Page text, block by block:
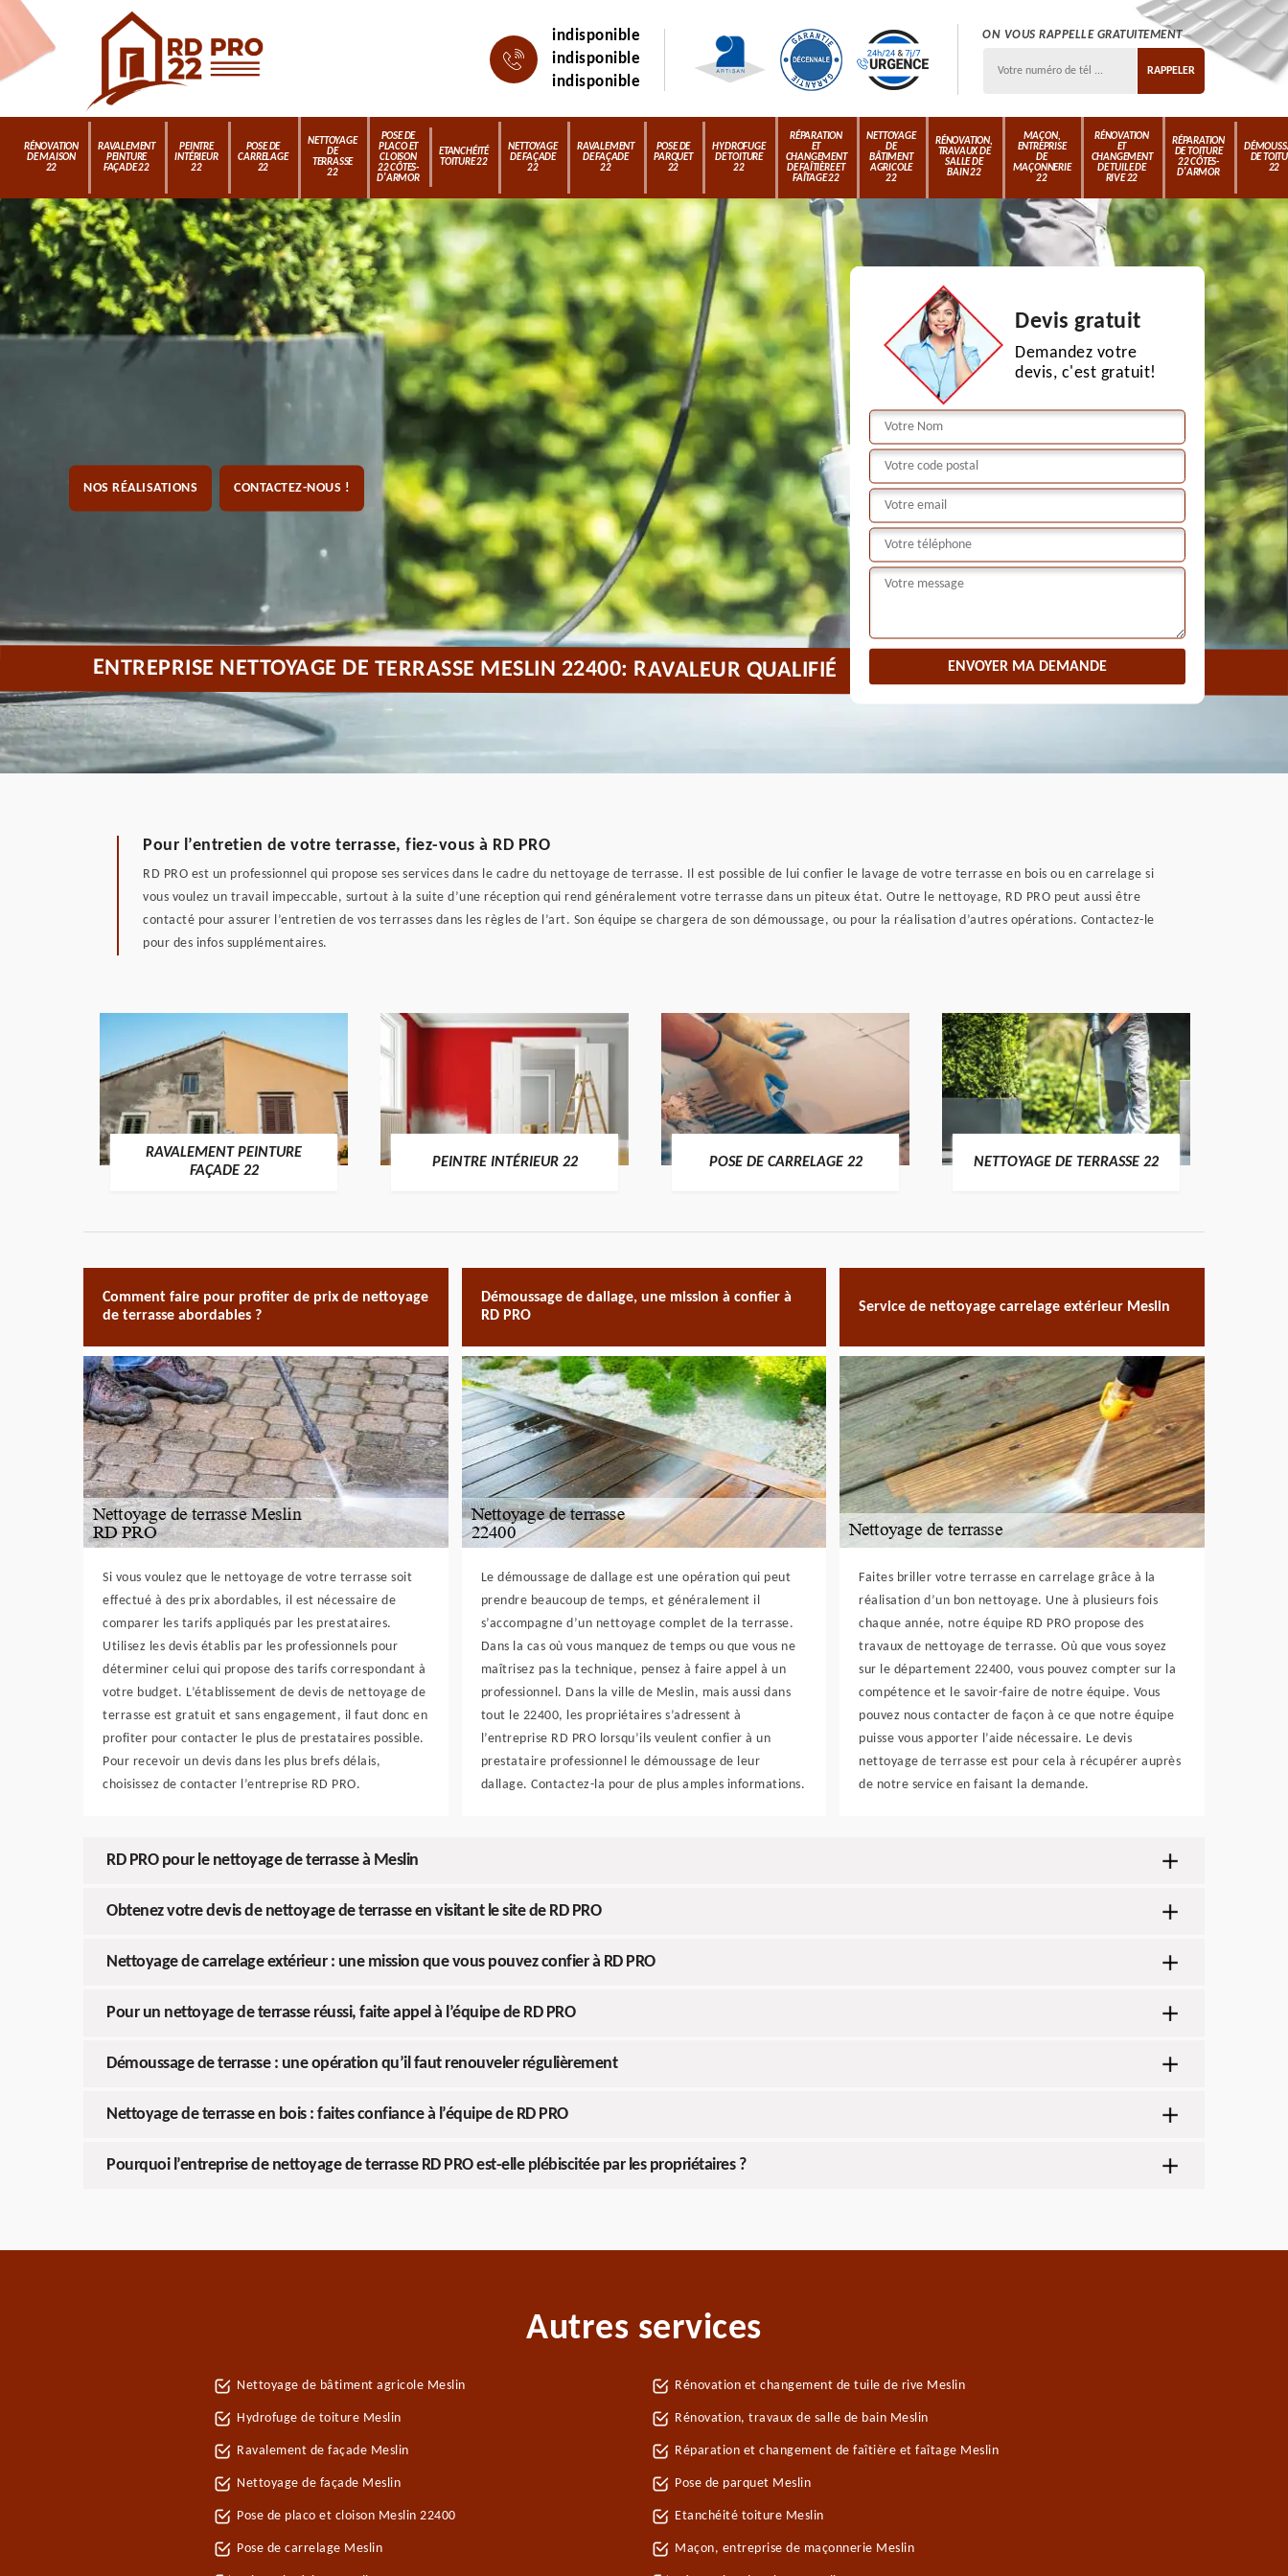
indisponible
indisponible
indisponible
ON VOUS RAPPELLE GRATUITEMENT
RÉNOVATION
DE MAISON
22
RAVALEMENT
PEINTURE
FAÇADE 22
PEINTRE
INTÉRIEUR
22
POSE DE
CARRELAGE
22
NETTOYAGE
DE
TERRASSE
22
POSE DE
PLACO ET
CLOISON
22 CÔTES-
D'ARMOR
ETANCHÉITÉ
TOITURE 22
NETTOYAGE
DE FAÇADE
22
RAVALEMENT
DE FAÇADE
22
POSE DE
PARQUET
22
HYDROFUGE
DE TOITURE
22
RÉPARATION
ET
CHANGEMENT
DE FAÎTIÈRE ET
FAÎTAGE 22
NETTOYAGE
DE
BÂTIMENT
AGRICOLE
22
RÉNOVATION,
TRAVAUX DE
SALLE DE
BAIN 22
MAÇON,
ENTREPRISE
DE
MAÇONNERIE
22
RÉNOVATION
ET
CHANGEMENT
DE TUILE DE
RIVE 22
RÉPARATION
DE TOITURE
22 CÔTES-
D'ARMOR
DE
22
NOS RÉALISATIONS CONTACTEZ-NOUS !
Devis gratuit
Demandez votre
devis, c'est gratuit!
ENTREPRISE NETTOYAGE DE TERRASSE MESLIN 22400: RAVALEUR QUALIFIÉ
Pour l’entretien de votre terrasse, fiez-vous à RD PRO
RD PRO est un professionnel qui propose ses services dans le cadre du nettoyage de terrasse. Il est possible de lui confier le lavage de votre terrasse en bois ou en carrelage si
vous voulez un travail impeccable, surtout à la suite d’une réception qui rend généralement votre terrasse dans un piteux état. Outre le nettoyage, RD PRO peut aussi être
contacté pour assurer l’entretien de vos terrasses dans les règles de l’art. Son équipe se chargera de son démoussage, ou pour la réalisation d’autres opérations. Contactez-le
pour des infos supplémentaires.
RAVALEMENT PEINTURE
FAÇADE 22
PEINTRE INTÉRIEUR 22 POSE DE CARRELAGE 22 NETTOYAGE DE TERRASSE 22
Comment faire pour profiter de prix de nettoyage
de terrasse abordables ?
Si vous voulez que le nettoyage de votre terrasse soit
effectué à des prix abordables, il est nécessaire de
comparer les tarifs appliqués par les prestataires.
Utilisez les devis établis par les professionnels pour
déterminer celui qui propose des tarifs correspondant à
votre budget. L’établissement de devis de nettoyage de
terrasse est gratuit et sans engagement, il faut donc en
profiter pour contacter le plus de prestataires possible.
Pour recevoir un devis dans les plus brefs délais,
choisissez de contacter l’entreprise RD PRO.
Démoussage de dallage, une mission à confier à
RD PRO
Le démoussage de dallage est une opération qui peut
prendre beaucoup de temps, et généralement il
s’accompagne d’un nettoyage complet de la terrasse.
Dans la cas où vous manquez de temps ou que vous ne
maîtrisez pas la technique, pensez à faire appel à un
professionnel. Dans la ville de Meslin, mais aussi dans
tout le 22400, les propriétaires s’adressent à
l’entreprise RD PRO lorsqu’ils veulent confier à un
prestataire professionnel le démoussage de leur
dallage. Contactez-la pour de plus amples informations.
Service de nettoyage carrelage extérieur Meslin
Faites briller votre terrasse en carrelage grâce à la
réalisation d’un bon nettoyage. Une à plusieurs fois
chaque année, notre équipe RD PRO propose des
travaux de nettoyage de terrasse. Où que vous soyez
sur le département 22400, vous pouvez compter sur la
compétence et le savoir-faire de notre équipe. Vous
pouvez nous contacter de façon à ce que notre équipe
puisse vous apporter l’aide nécessaire. Le devis
nettoyage de terrasse est pour cela à récupérer auprès
de notre service en faisant la demande.
RD PRO pour le nettoyage de terrasse à Meslin
Obtenez votre devis de nettoyage de terrasse en visitant le site de RD PRO
Nettoyage de carrelage extérieur : une mission que vous pouvez confier à RD PRO
Pour un nettoyage de terrasse réussi, faite appel à l’équipe de RD PRO
Démoussage de terrasse : une opération qu’il faut renouveler régulièrement
Nettoyage de terrasse en bois : faites confiance à l’équipe de RD PRO
Pourquoi l’entreprise de nettoyage de terrasse RD PRO est-elle plébiscitée par les propriétaires ?
Autres services
Nettoyage de bâtiment agricole Meslin
Hydrofuge de toiture Meslin
Ravalement de façade Meslin
Nettoyage de façade Meslin
Pose de placo et cloison Meslin 22400
Pose de carrelage Meslin
Rénovation et changement de tuile de rive Meslin
Rénovation, travaux de salle de bain Meslin
Réparation et changement de faîtière et faîtage Meslin
Pose de parquet Meslin
Etanchéité toiture Meslin
Maçon, entreprise de maçonnerie Meslin